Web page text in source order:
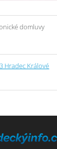
domluvy
Hradec Králové